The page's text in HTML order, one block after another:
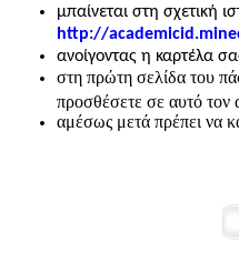
μπαίνεται στη σχετική
http://
ανοίγοντας η καρτέλα
στη πρώτη σελίδα του
προσθέσετε σε αυτό
αμέσως μετά πρέπει να